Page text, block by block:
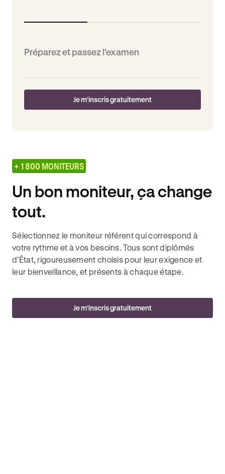
Préparez et passez l’examen
Je m'inscris gratuitement
+ 1 800 MONITEURS
Un bon moniteur, ça change
tout.
Sélectionnez le moniteur référent qui correspond à
votre rythme et à vos besoins. Tous sont diplômés
d’État, rigoureusement choisis pour leur exigence et
leur bienveillance, et présents à chaque étape.
Je m’inscris gratuitement